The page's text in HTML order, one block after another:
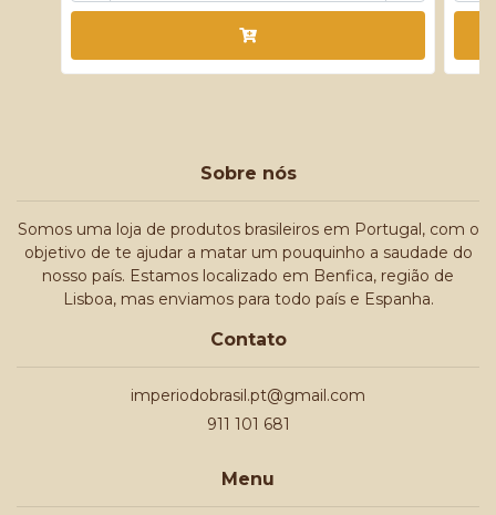
Sobre nós
Somos uma loja de produtos brasileiros em Portugal, com o
objetivo de te ajudar a matar um pouquinho a saudade do
nosso país. Estamos localizado em Benfica, região de
Lisboa, mas enviamos para todo país e Espanha.
Contato
imperiodobrasil.pt@gmail.com
911 101 681
Menu